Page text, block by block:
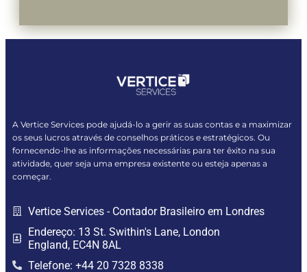
A Vertice Services pode ajudá-lo a gerir as suas contas e a maximizar
os seus lucros através de conselhos práticos e estratégicos. Ou
fornecendo-lhe as informações necessárias para ter êxito na sua
atividade, quer seja uma empresa existente ou esteja apenas a
começar.
Vertice Services - Contador Brasileiro em Londres
Endereço: 13 St. Swithin's Lane, London
England, EC4N 8AL
Telefone: +44 20 7328 8338